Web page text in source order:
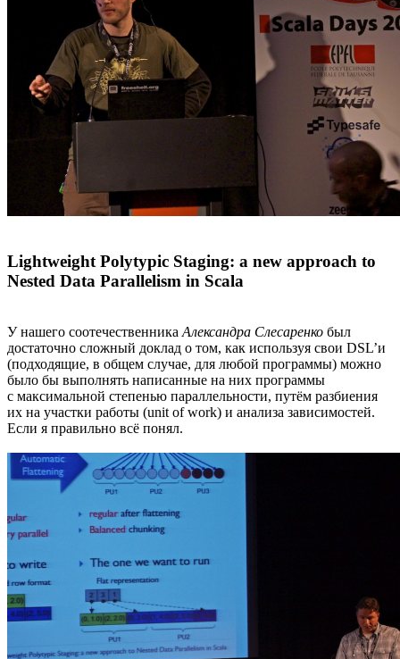
Lightweight Polytypic Staging: a new approach to
Nested Data Parallelism in Scala
У нашего соотечественника Александра Слесаренко был
достаточно сложный доклад о том, как используя свои DSL’и
(подходящие, в общем случае, для любой программы) можно
было бы выполнять написанные на них программы
с максимальной степенью параллельности, путём разбиения
их на участки работы (unit of work) и анализа зависимостей.
Если я правильно всё понял.